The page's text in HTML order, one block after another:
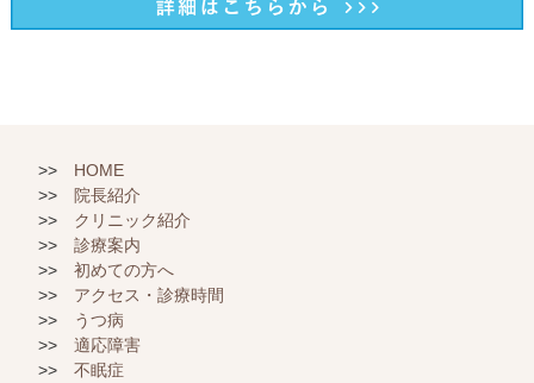
HOME
院長紹介
クリニック紹介
診療案内
初めての方へ
アクセス・診療時間
うつ病
適応障害
不眠症